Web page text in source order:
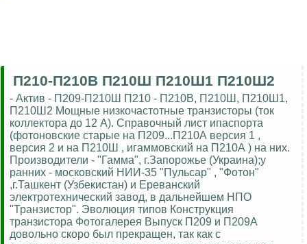
П210-П210В П210Ш П210Ш1 П210Ш2
- Актив - П209-П210Ш П210 - П210В, П210Ш, П210Ш1,
П210Ш2 Мощные низкочастотные транзисторы (ток
коллектора до 12 А). Справочный лист ипаспорта
(фотоновские старые на П209...П210А версия 1 ,
версия 2 и на П210Ш , игаммовский на П210А ) на них.
Производители - "Гамма", г.Запорожье (Украина);у
ранних - московский НИИ-35 "Пульсар" , "Фотон"
,г.Ташкент (Узбекистан) и Ереванский
электротехнический завод, в дальнейшем НПО
"Транзистор". Эволюция типов Конструкция
транзистора Фотогалерея Выпуск П209 и П209А
довольно скоро был прекращен, так как с